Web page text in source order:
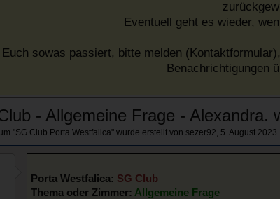
Eventuell geht es wieder,
sowas passiert, bitte melden
Benachrichtigungen
- Allgemeine Frage - Alexandra.
"SG Club Porta Westfalica" wurde erstellt von sezer92 5. August 2023
Porta Westfalica: SG Club
Thema oder Zimmer: Allgemeine Frage